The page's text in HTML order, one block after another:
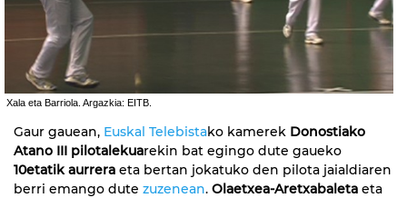
Xala eta Barriola. Argazkia: EITB.
Gaur gauean, Euskal Telebistako kamerek Donostiako
Atano III pilotalekuarekin bat egingo dute gaueko
10etatik aurrera eta bertan jokatuko den pilota jaialdiaren
berri emango dute zuzenean. Olaetxea-Aretxabaleta eta